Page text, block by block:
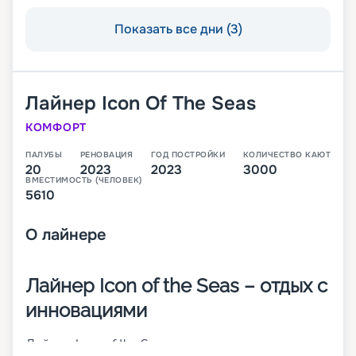
Показать все дни (3)
Лайнер Icon Of The Seas
КОМФОРТ
ПАЛУБЫ
20
РЕНОВАЦИЯ
2023
ГОД ПОСТРОЙКИ
2023
КОЛИЧЕСТВО КАЮТ
3000
ВМЕСТИМОСТЬ (ЧЕЛОВЕК)
5610
О лайнере
Лайнер Icon of the Seas – отдых с
инновациями
Лайнер Icon of the Seas – современное, недавно